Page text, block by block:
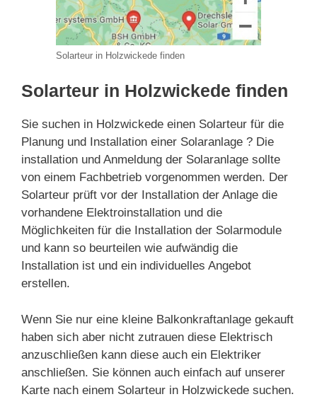
Solarteur in Holzwickede finden
Solarteur in Holzwickede finden
Sie suchen in Holzwickede einen Solarteur für die
Planung und Installation einer Solaranlage ? Die
installation und Anmeldung der Solaranlage sollte
von einem Fachbetrieb vorgenommen werden. Der
Solarteur prüft vor der Installation der Anlage die
vorhandene Elektroinstallation und die
Möglichkeiten für die Installation der Solarmodule
und kann so beurteilen wie aufwändig die
Installation ist und ein individuelles Angebot
erstellen.
Wenn Sie nur eine kleine Balkonkraftanlage gekauft
haben sich aber nicht zutrauen diese Elektrisch
anzuschließen kann diese auch ein Elektriker
anschließen. Sie können auch einfach auf unserer
Karte nach einem Solarteur in Holzwickede suchen.